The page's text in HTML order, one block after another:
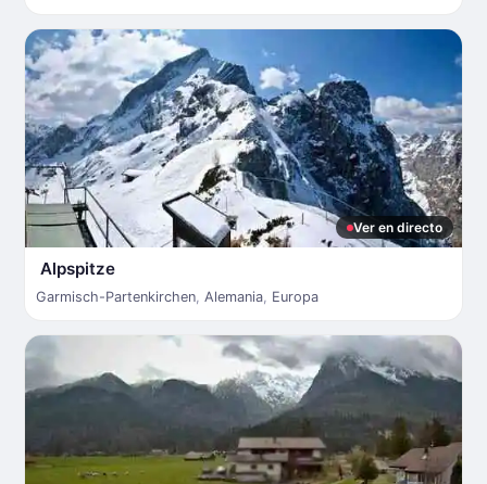
Ver en directo
Alpspitze
Garmisch-Partenkirchen, Alemania, Europa